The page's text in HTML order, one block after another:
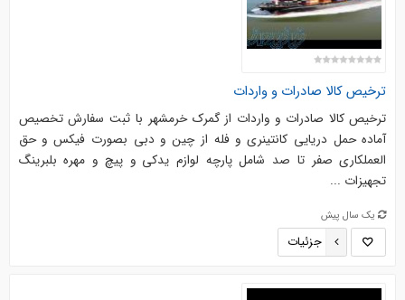
ترخیص کالا صادرات و واردات
ترخیص کالا صادرات و واردات از گمرک خرمشهر با ثبت سفارش تخصیص
آماده حمل دریایی کانتینری و فله از چین و دبی بصورت فیکس و حق
العملکاری صفر تا صد شامل پارچه لوازم یدکی و پیچ و مهره بلبرینگ
تجهیزات ...
یک سال پیش
جزئیات